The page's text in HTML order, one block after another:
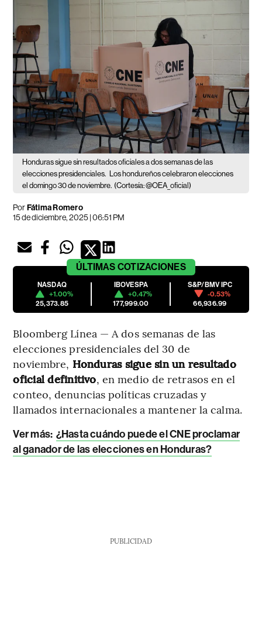
Honduras sigue sin resultados oficiales a dos semanas de las
elecciones presidenciales.
Los hondureños celebraron elecciones
el domingo 30 de noviembre. (Cortesía: @OEA_oficial)
PorFátima Romero
15 de diciembre, 2025 | 06:51 PM
ÚLTIMAS COTIZACIONES
NASDAQ
+1.00%
25,373.85
IBOVESPA
+0.47%
177,999.00
S&P/BMV IPC
-0.53%
66,936.99
Bloomberg Línea — A dos semanas de las
elecciones presidenciales del 30 de
noviembre, Honduras sigue sin un resultado
oficial definitivo, en medio de retrasos en el
conteo, denuncias políticas cruzadas y
llamados internacionales a mantener la calma.
Ver más: ¿Hasta cuándo puede el CNE proclamar
al ganador de las elecciones en Honduras?
PUBLICIDAD